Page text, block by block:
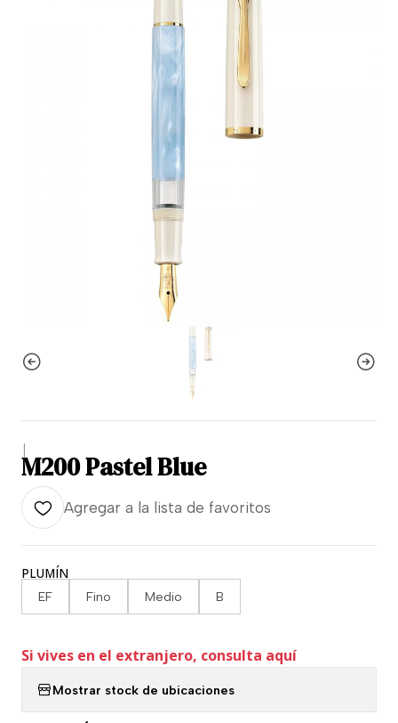
|
M200 Pastel Blue
Agregar a la lista de favoritos
PLUMÍN
EF Fino Medio B
Si vives en el extranjero, consulta aquí
Mostrar stock de ubicaciones